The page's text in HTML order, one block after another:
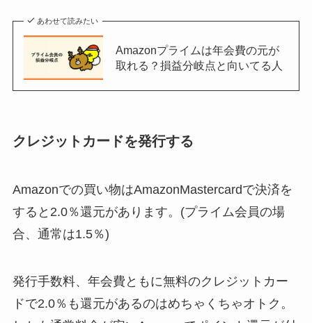
あわせて読みたい
Amazonプライムは年会費の元が
取れる？損益分岐点と向いてる人
クレジットカードを発行する
Amazonでの買い物はAmazonMastercardで決済を
すると2.0％還元があります。(プライム会員の場
合、通常は1.5％)
発行手数料、年会費ともに無料のクレジットカー
ドで2.0％も還元があるのはめちゃくちゃオトク。